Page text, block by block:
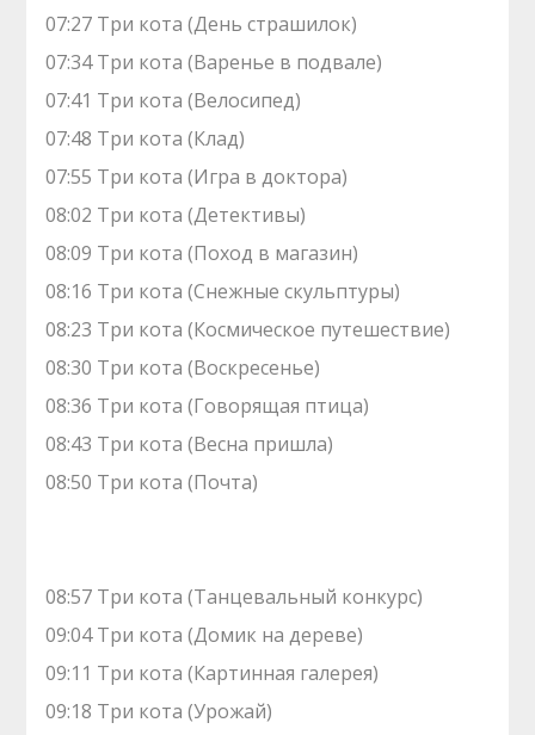
07:27 Три кота (День страшилок)
07:34 Три кота (Варенье в подвале)
07:41 Три кота (Велосипед)
07:48 Три кота (Клад)
07:55 Три кота (Игра в доктора)
08:02 Три кота (Детективы)
08:09 Три кота (Поход в магазин)
08:16 Три кота (Снежные скульптуры)
08:23 Три кота (Космическое путешествие)
08:30 Три кота (Воскресенье)
08:36 Три кота (Говорящая птица)
08:43 Три кота (Весна пришла)
08:50 Три кота (Почта)
08:57 Три кота (Танцевальный конкурс)
09:04 Три кота (Домик на дереве)
09:11 Три кота (Картинная галерея)
09:18 Три кота (Урожай)